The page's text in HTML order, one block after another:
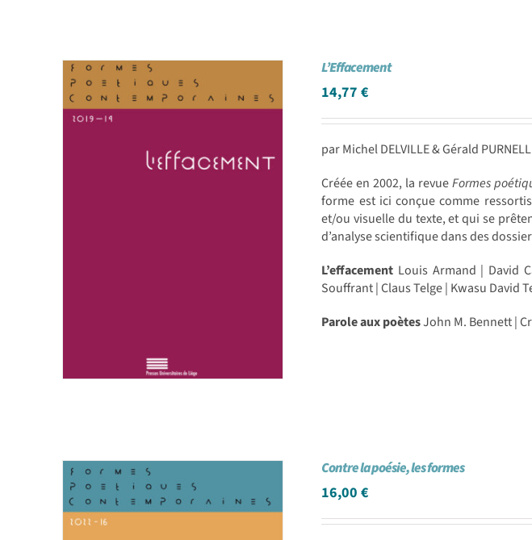
L’Effacement
14,77€
par Michel DELVILLE & Gérald
Créée en 2002, la revueFormes
forme est ici conçue comme
et/ou visuelle du texte, et qui se
d’analyse scientifique dans des
L’effacement Louis Armand | David
Souffrant | Claus Telge | Kwasu David
Parole aux poètesJohn M. Bennett |
Contre la poésie, les formes
16,00€